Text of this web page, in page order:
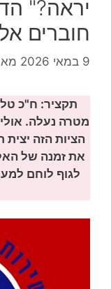
יראה?"
חוברים
9 במאי 2026
תקציר: ח"כ
מטרה נעלה.
הציות הזה
את זמנה של
לגוף לוחם